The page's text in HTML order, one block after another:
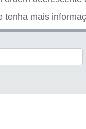
tenha mais